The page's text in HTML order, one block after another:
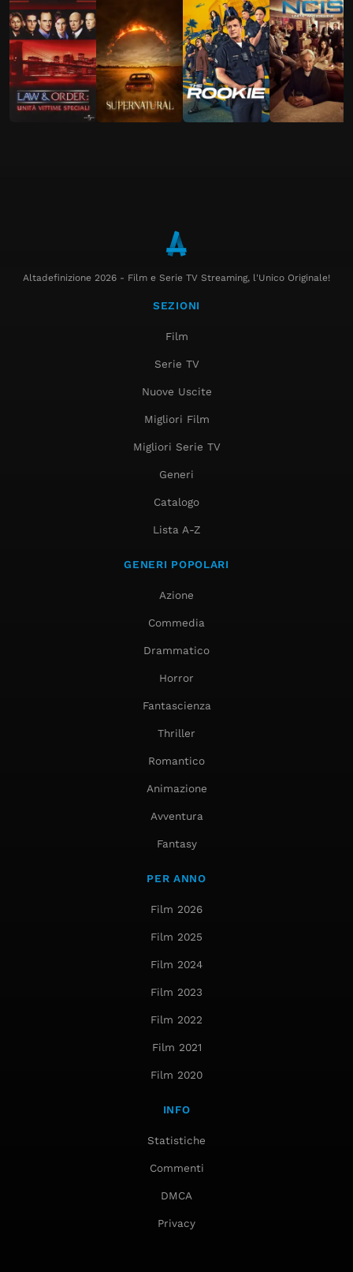
Altadefinizione 2026 - Film e Serie TV Streaming, l'Unico Originale!
SEZIONI
Film
Serie TV
Nuove Uscite
Migliori Film
Migliori Serie TV
Generi
Catalogo
Lista A-Z
GENERI POPOLARI
Azione
Commedia
Drammatico
Horror
Fantascienza
Thriller
Romantico
Animazione
Avventura
Fantasy
PER ANNO
Film 2026
Film 2025
Film 2024
Film 2023
Film 2022
Film 2021
Film 2020
INFO
Statistiche
Commenti
DMCA
Privacy